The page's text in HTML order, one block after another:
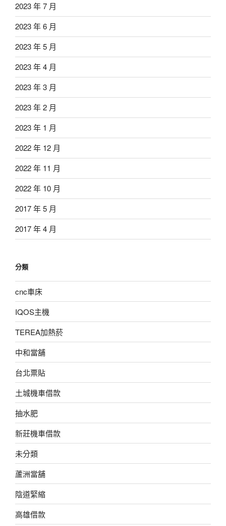
2023 年 7 月
2023 年 6 月
2023 年 5 月
2023 年 4 月
2023 年 3 月
2023 年 2 月
2023 年 1 月
2022 年 12 月
2022 年 11 月
2022 年 10 月
2017 年 5 月
2017 年 4 月
分類
cnc車床
IQOS主機
TEREA加熱菸
中和當舖
台北票貼
土城機車借款
抽水肥
新莊機車借款
未分類
蘆洲當舖
陰道緊縮
高雄借款